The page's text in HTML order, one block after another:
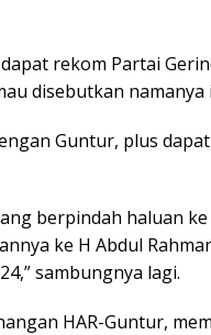
rekom Partai
disebutkan namanya
Guntur, plus
berpindah haluan
ke H Abdul
sambungnya lagi.
HAR-Guntur,